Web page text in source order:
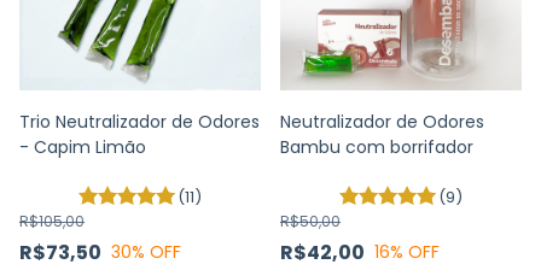
Trio Neutralizador de Odores
- Capim Limão
(11)
R$73,50
R$105,00
30% OFF
Neutralizador de Odores
Bambu com borrifador
(9)
R$42,00
R$50,00
16% OFF